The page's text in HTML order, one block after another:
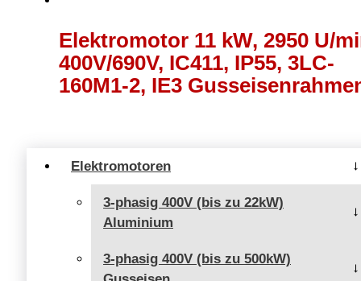
Elektromotoren
3-phasig 400V (bis zu 22kW)
Aluminium
3-phasig 400V (bis zu 500kW)
Elektromotor 11 kW, 2950 U/
400V/690V, IC411, IP55, 3LC-
160M1-2, IE3